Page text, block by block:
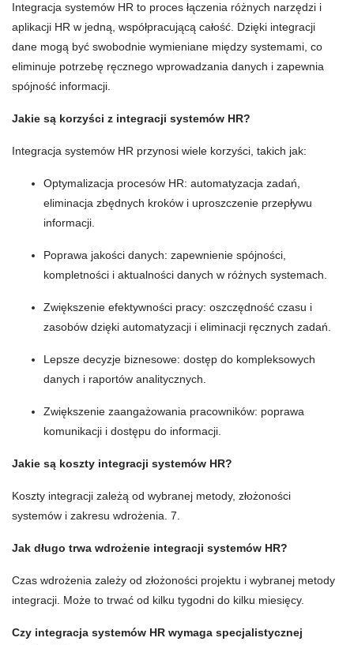
Integracja systemów HR to proces łączenia różnych narzędzi i
aplikacji HR w jedną, współpracującą całość. Dzięki integracji
dane mogą być swobodnie wymieniane między systemami, co
eliminuje potrzebę ręcznego wprowadzania danych i zapewnia
spójność informacji.
Jakie są korzyści z integracji systemów HR?
Integracja systemów HR przynosi wiele korzyści, takich jak:
Optymalizacja procesów HR: automatyzacja zadań,
eliminacja zbędnych kroków i uproszczenie przepływu
informacji.
Poprawa jakości danych: zapewnienie spójności,
kompletności i aktualności danych w różnych systemach.
Zwiększenie efektywności pracy: oszczędność czasu i
zasobów dzięki automatyzacji i eliminacji ręcznych zadań.
Lepsze decyzje biznesowe: dostęp do kompleksowych
danych i raportów analitycznych.
Zwiększenie zaangażowania pracowników: poprawa
komunikacji i dostępu do informacji.
Jakie są koszty integracji systemów HR?
Koszty integracji zależą od wybranej metody, złożoności
systemów i zakresu wdrożenia. 7.
Jak długo trwa wdrożenie integracji systemów HR?
Czas wdrożenia zależy od złożoności projektu i wybranej metody
integracji. Może to trwać od kilku tygodni do kilku miesięcy.
Czy integracja systemów HR wymaga specjalistycznej